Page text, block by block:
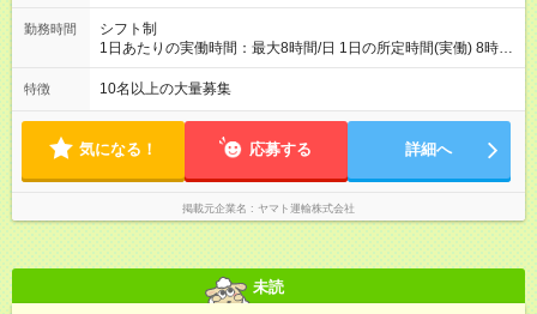
勤務時間
シフト制
1日あたりの実働時間：最大8時間/日 1日の所定時間(実働) 8時
間 週所定40時間 月間所定時間 165時間（残業時間25時間程
度） 年間所定時間 1，976時間（残業時間300時間程度） 【シ
勤務交番表(シフト制／15日締め)により定める ※法定労働時間に
よる管理
特徴 10名以上の大量募集
気になる！ 応募する 詳細へ
掲載元企業名 ヤマト運輸株式会社
未読